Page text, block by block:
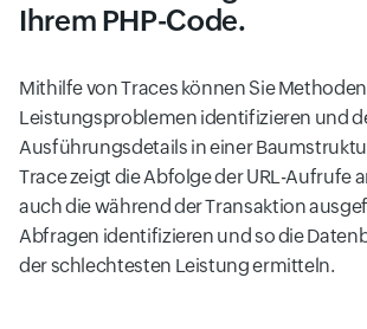
Ihrem PHP-Code.
Mithilfe von Traces können Sie
Leistungsproblemen identifizieren und
Ausführungsdetails in einer
Trace zeigt die Abfolge der URL-Aufrufe
auch die während der Transaktion
Abfragen identifizieren und so die
der schlechtesten Leistung ermitteln.